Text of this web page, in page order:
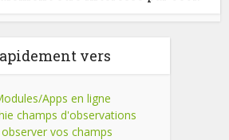
vers
Apps en ligne
champs d'observations
vos champs